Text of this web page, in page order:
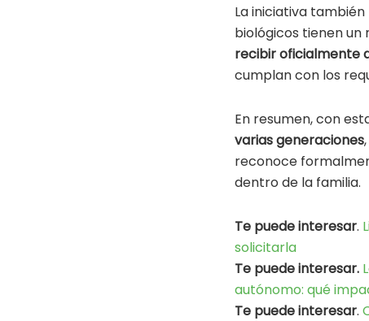
La iniciativa
biológicos tienen un
recibir oficialmente
cumplan con los
En resumen, con
varias generaciones
reconoce
dentro de la familia.
Te puede interesar.
solicitarla
Te puede interesar.
autónomo: qué
Te puede interesar.